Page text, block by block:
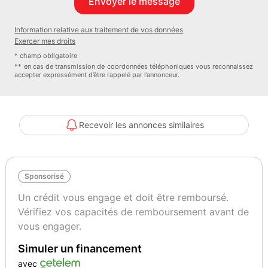
Information relative aux traitement de vos données
Exercer mes droits
* champ obligatoire
** en cas de transmission de coordonnées téléphoniques vous reconnaissez
accepter expressément d’être rappelé par l’annonceur.
Recevoir les annonces similaires
Sponsorisé
Un crédit vous engage et doit être remboursé.
Vérifiez vos capacités de remboursement avant de
vous engager.
Simuler un financement
avec